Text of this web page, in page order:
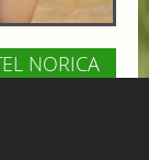
NORICA